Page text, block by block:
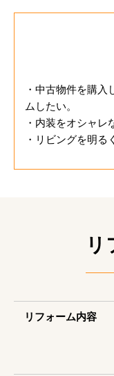
・中古物件を購
ムしたい。
・内装をオシャレ
・リビングを明る
リ
リフォーム内容